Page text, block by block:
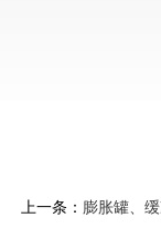
上一条 ： 膨胀罐、